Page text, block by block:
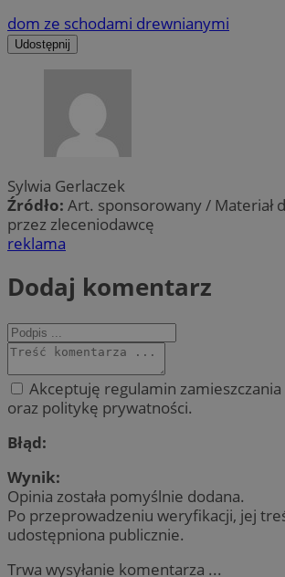
dom ze schodami drewnianymi
Udostępnij
Sylwia Gerlaczek
Źródło: Art. sponsorowany / Materiał
przez zleceniodawcę
reklama
Dodaj komentarz
Akceptuję regulamin
oraz politykę prywatności.
Błąd:
Wynik:
Opinia została pomyślnie dodana.
Po przeprowadzeniu weryfikacji, jej
udostępniona publicznie.
Trwa wysyłanie komentarza ...